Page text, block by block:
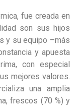
fue creada en
son sus hijos
y su equipo –más
y apuesta
con especial
mejores valores.
una amplia
frescos (70 %) y